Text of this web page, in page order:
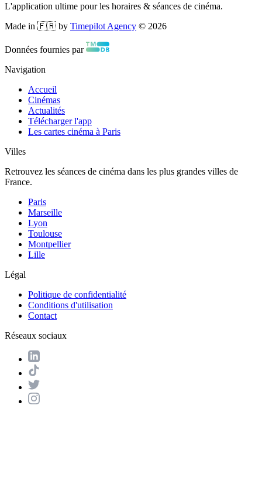
L'application ultime pour les horaires & séances de cinéma.
Made in 🇫🇷 by Timepilot Agency © 2026
Données fournies par
Navigation
Accueil
Cinémas
Actualités
Télécharger l'app
Les cartes cinéma à Paris
Villes
Retrouvez les séances de cinéma dans les plus grandes villes de
France.
Paris
Marseille
Lyon
Toulouse
Montpellier
Lille
Légal
Politique de confidentialité
Conditions d'utilisation
Contact
Réseaux sociaux